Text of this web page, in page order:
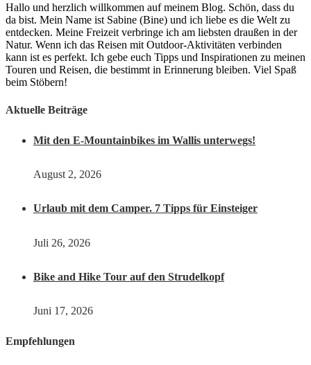
Hallo und herzlich willkommen auf meinem Blog. Schön, dass du
da bist. Mein Name ist Sabine (Bine) und ich liebe es die Welt zu
entdecken. Meine Freizeit verbringe ich am liebsten draußen in der
Natur. Wenn ich das Reisen mit Outdoor-Aktivitäten verbinden
kann ist es perfekt. Ich gebe euch Tipps und Inspirationen zu meinen
Touren und Reisen, die bestimmt in Erinnerung bleiben. Viel Spaß
beim Stöbern!
Aktuelle Beiträge
Mit den E-Mountainbikes im Wallis unterwegs!
August 2, 2026
Urlaub mit dem Camper. 7 Tipps für Einsteiger
Juli 26, 2026
Bike and Hike Tour auf den Strudelkopf
Juni 17, 2026
Empfehlungen